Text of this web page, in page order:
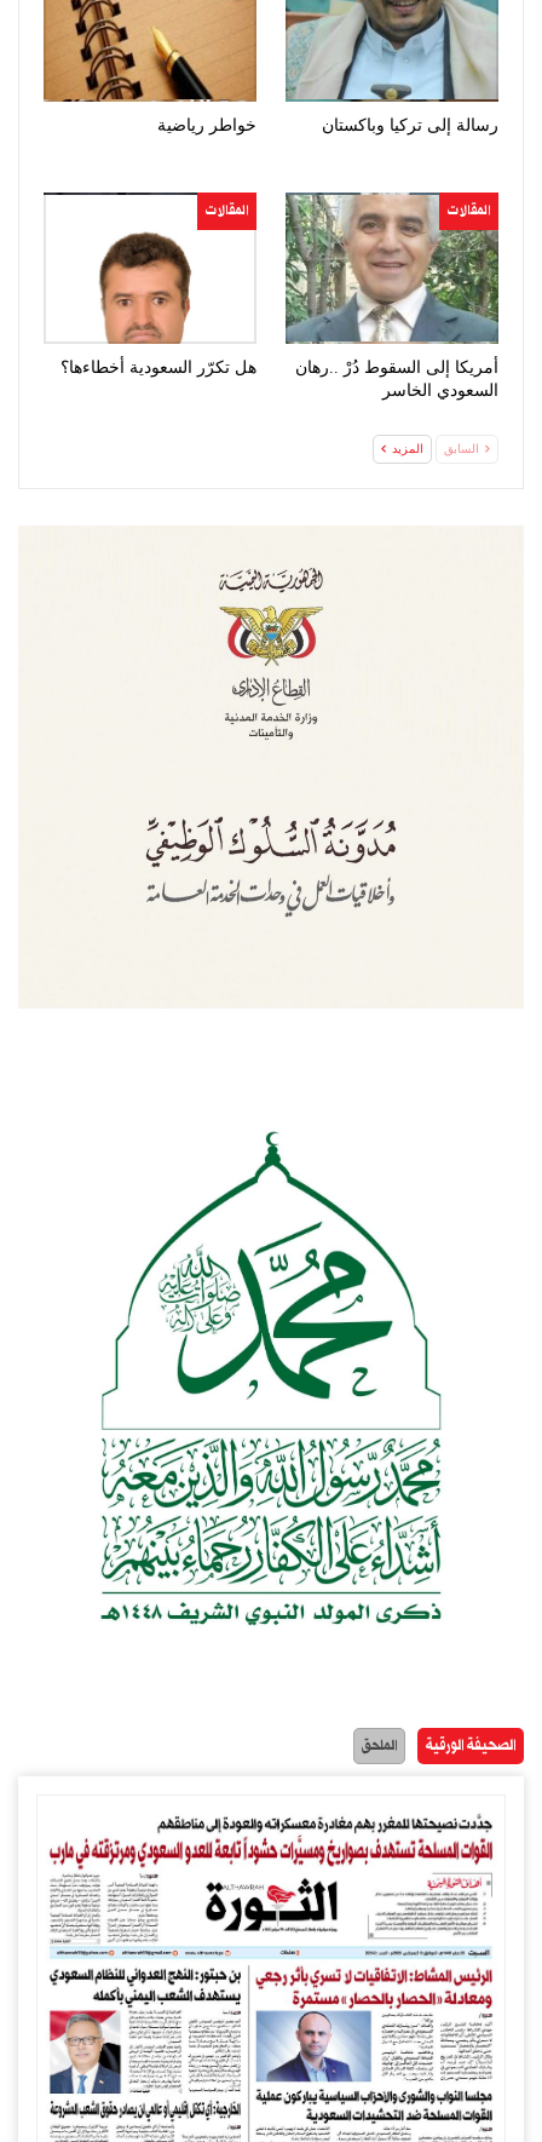
رسالة إلى تركيا وباكستان خواطر رياضية
المقالات
أمريكا إلى السقوط دُرْ ..رهان
السعودي الخاسر
المقالات
هل تكرّر السعودية أخطاءها؟
السابق المزيد
الصحيفة الورقية الملحق